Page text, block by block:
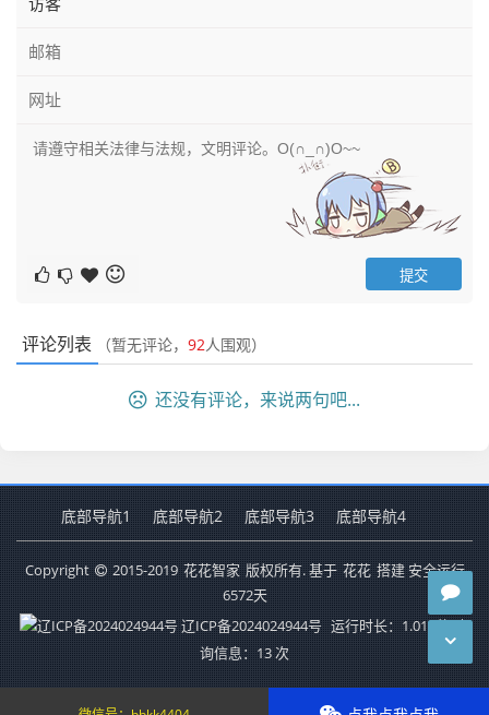
评论列表 （暂无评论， 92人围观）
还没有评论，来说两句吧...
底部导航1 底部导航2 底部导航3 底部导航4
Copyright 2015-2019 花花智家 版权所有. 基于 花花 搭建 安全运行
6572天
辽ICP备2024024944号 运行时长：1.018秒 查
询信息：13 次